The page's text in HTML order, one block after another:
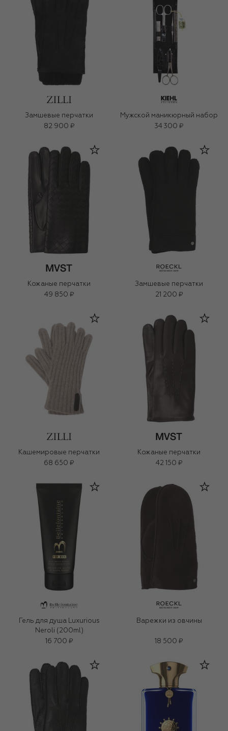
Замшевые перчатки
82 900 ₽
Мужской маникюрный набор
34 300 ₽
Кожаные перчатки
49 850 ₽
Замшевые перчатки
21 200 ₽
Кашемировые перчатки
68 650 ₽
Кожаные перчатки
42 150 ₽
Гель для душа Luxurious
Neroli (200ml)
16 700 ₽
Варежки из овчины
18 500 ₽